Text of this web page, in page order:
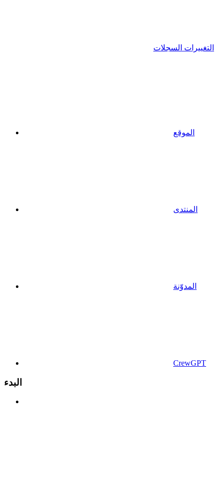
التغييرات السجلات
الموقع
المنتدى
المدوّنة
CrewGPT
البدء